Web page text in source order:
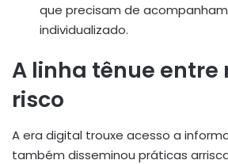
que precisam de
individualizado.
A linha tênue entre
risco
A era digital trouxe acesso a
também disseminou práticas